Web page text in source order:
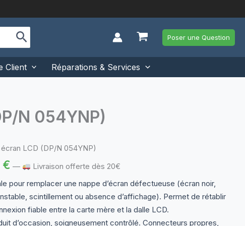
Poser une Question
Client Réparations & Services
N 054YNP)
LCD (DP/N 054YNP)
€ —
Livraison offerte dès 20€
pour remplacer une nappe d’écran défectueuse (écran noir,
scintillement ou absence d’affichage). Permet de rétablir
fiable entre la carte mère et la dalle LCD.
d’occasion, soigneusement contrôlé. Connecteurs propres,